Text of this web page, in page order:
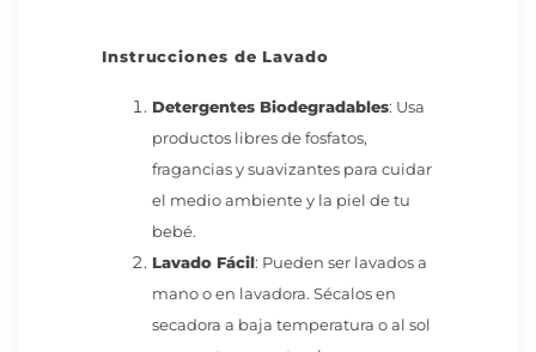
Instrucciones de Lavado
Detergentes Biodegradables: Usa
productos libres de fosfatos,
fragancias y suavizantes para cuidar
el medio ambiente y la piel de tu
bebé.
Lavado Fácil: Pueden ser lavados a
mano o en lavadora. Sécalos en
secadora a baja temperatura o al sol